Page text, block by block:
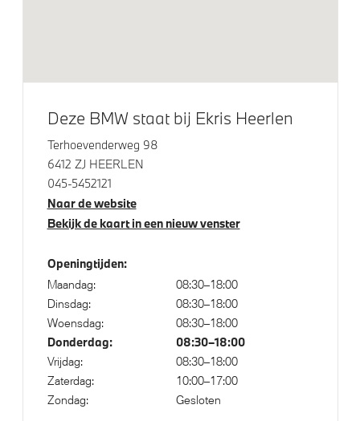
Servotronic
Driving Assistant Professional
Aandrijving en onderstel
Adaptief onderstel
Veiligheid
Elektronisch Stabiliteits Programma
Akoestische voetgangersbescherming
Park Distance Control (PDC) voor en achter
Deze BMW staat bij Ekris Heerlen
Terhoevenderweg 98
6412 ZJ HEERLEN
045-5452121
Naar de website
Bekijk de kaart in een nieuw venster
Openingtijden:
Maandag:
08:30–18:00
Dinsdag:
08:30–18:00
Woensdag:
08:30–18:00
Donderdag: 08:30–18:00
Vrijdag:
08:30–18:00
Zaterdag:
10:00–17:00
Zondag:
Gesloten